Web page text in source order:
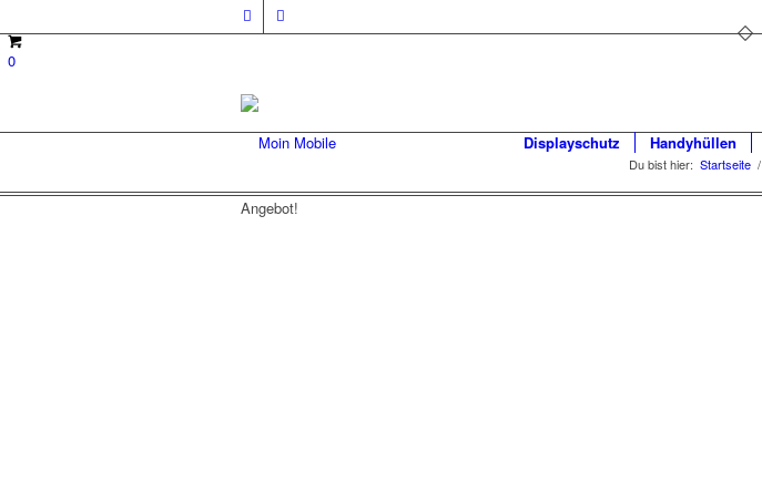
0
Displayschutz Handyhüllen
Du bist hier: Startseite /
Angebot!